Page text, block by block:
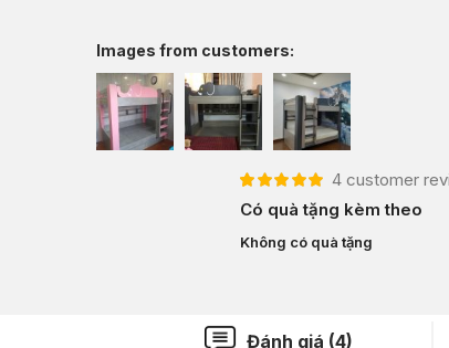
Images from customers:
5.00
trên 5 dựa
trên đánh giá
4 customer
Có quà tặng kèm theo
Không có quà tặng
Đánh giá (4)